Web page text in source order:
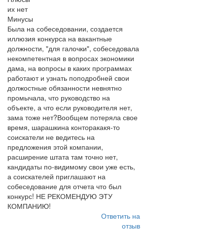
их нет
Минусы
Была на собеседовании, создается
иллюзия конкурса на вакантные
должности, "для галочки", собеседовала
некомпетентная в вопросах экономики
дама, на вопросы в каких программах
работают и узнать поподробней свои
должостные обязанности невнятно
промычала, что руководство на
объекте, а что если руководителя нет,
зама тоже нет?Вообщем потеряла свое
время, шарашкина конторакакя-то
соискатели не ведитесь на
предложения этой компании,
расширение штата там точно нет,
кандидаты по-видимому свои уже есть,
а соискателей приглашают на
собеседование для отчета что был
конкурс! НЕ РЕКОМЕНДУЮ ЭТУ
КОМПАНИЮ!
Ответить на
отзыв